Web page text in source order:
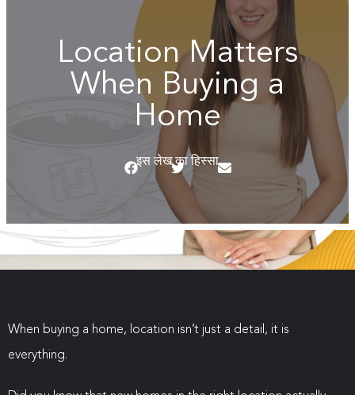
Location Matters
When Buying a
Home
इस लेख का हिस्सा
When buying a home, location isn’t just a detail, it is
everything.